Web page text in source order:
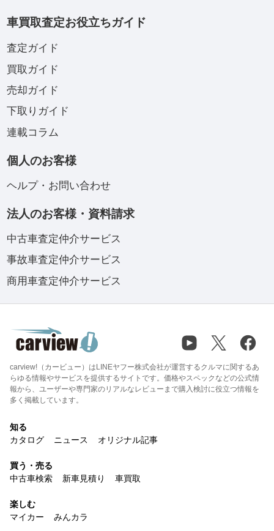
車買取査定お役立ちガイド
査定ガイド
買取ガイド
売却ガイド
下取りガイド
連載コラム
個人のお客様
ヘルプ・お問い合わせ
法人のお客様・資料請求
中古車査定仲介サービス
事故車査定仲介サービス
商用車査定仲介サービス
carview!（カービュー）はLINEヤフー株式会社が運営するクルマに関するあ
らゆる情報やサービスを提供するサイトです。価格やスペックなどの公式情
報から、ユーザーや専門家のリアルなレビューまで購入検討に役立つ情報を
多く掲載しています。
知る
カタログ
ニュース オリジナル記事
買う・売る
中古車検索
新車見積り 車買取
楽しむ
マイカー
みんカラ